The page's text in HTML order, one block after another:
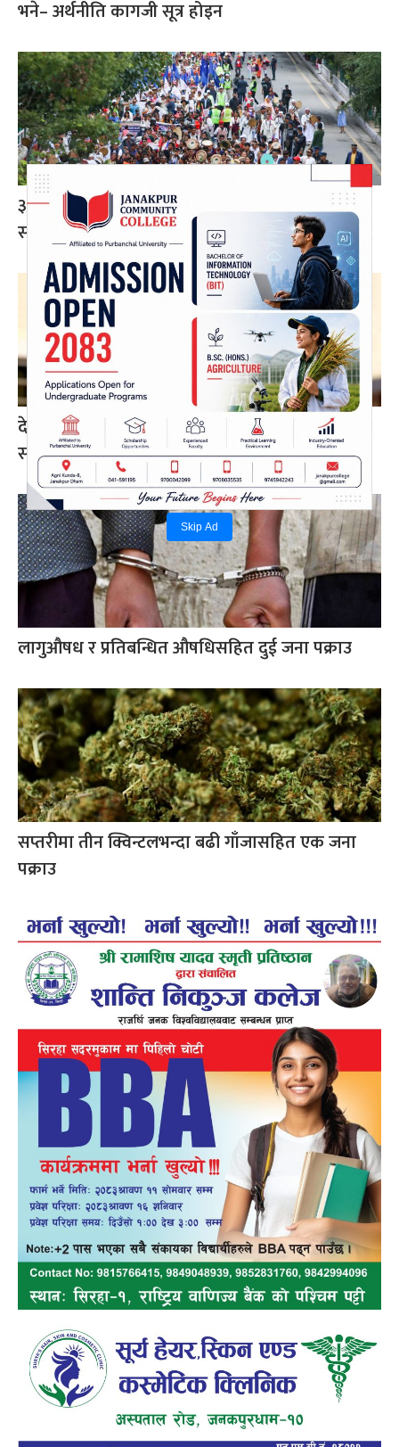
Skip Ad
भने– अर्थनीति कागजी सूत्र होइन
३२औं विश्व आदिवासी दिवसका अवसरमा काठमाडौंमा
सांस्कृतिक र्‍याली (तस्बिर)
देउवा र खड्काको पुनरावलोकन निवेदनमा सुनुवाइ गर्न
सर्वोच्चको अनुमति
लागुऔषध र प्रतिबन्धित औषधिसहित दुई जना पक्राउ
सप्तरीमा तीन क्विन्टलभन्दा बढी गाँजासहित एक जना
पक्राउ